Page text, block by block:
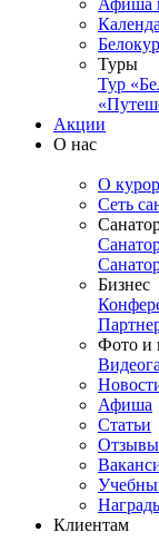
Афиша
Туры
Тур
Акции
О нас
О
Сеть
Бизнес
Фото и
Афиша
Статьи
Отзывы
Клиентам